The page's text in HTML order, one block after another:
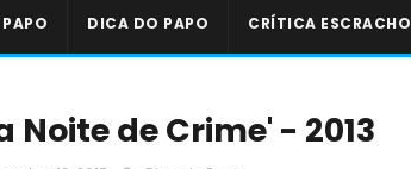
DICA DO PAPO CRÍTICA ESCRACHO
Noite de Crime' - 2013